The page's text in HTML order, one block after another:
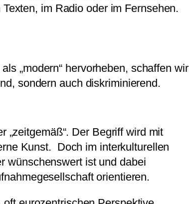
im Radio oder im Fernsehen.
„modern“ hervorheben, schaffen wir
sondern auch diskriminierend.
„zeitgemäß“. Der Begriff wird mit
Kunst. Doch im interkulturellen
wünschenswert ist und dabei
orientieren.